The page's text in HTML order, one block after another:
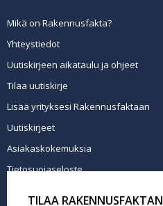
Mikä on Rakennusfakta?
Yhteystiedot
Uutiskirjeen aikataulu ja ohjeet
Tilaa uutiskirje
Lisää yrityksesi Rakennusfaktaan
Uutiskirjeet
Asiakaskokemuksia
Tietosuojaseloste
TILAA RAKENNUSFAKTAN